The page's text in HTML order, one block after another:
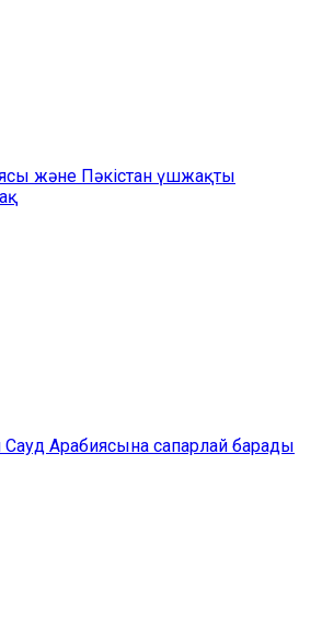
және Пәкістан үшжақты
Арабиясына сапарлай барады